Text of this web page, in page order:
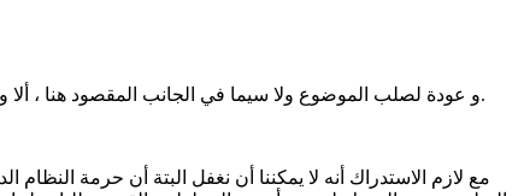
و عودة لصلب الموضوع ولا سيما في الجانب المقصود هنا ، ألا و هو ذلك المتسم بالحرج الشديد مما حصل من التعدي على " النظام الدستوري" أي الخروج على الحاكم مع ما استتبع ذلك من تداعيات خطيرة.
مع لازم الاستدراك أنه لا يمكننا أن نغفل البتة أن حرمة